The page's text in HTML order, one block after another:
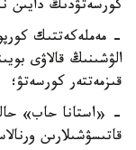
كورسەتۋدىڭ دايىن
- مەملەكەتتىك
الۋشىنىڭ قالاۋى
قىزمەتتەر كورسەتۋ؛
- «استانا حاب»
قاتىسۋشىلارىن